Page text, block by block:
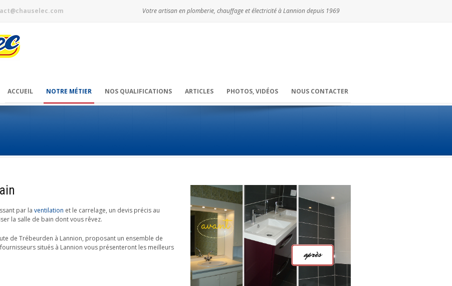
Votre artisan en plomberie, chauffage et électricité à Lannion depuis 1969
ACCUEIL NOTRE MÉTIER NOS QUALIFICATIONS ARTICLES PHOTOS, VIDÉOS NOUS CONTACTER
par la ventilation et le carrelage, un devis précis au
la salle de bain dont vous rêvez.
de Trébeurden à Lannion, proposant un ensemble de
situés à Lannion vous présenteront les meilleurs